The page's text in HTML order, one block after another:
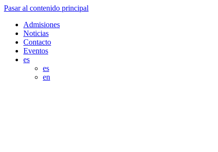
Pasar al contenido principal
Admisiones
Noticias
Contacto
Eventos
es
es
en